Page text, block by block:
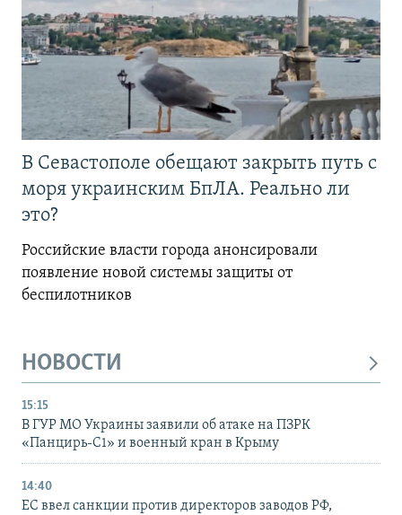
В Севастополе обещают закрыть путь с
моря украинским БпЛА. Реально ли
это?
Российские власти города анонсировали
появление новой системы защиты от
беспилотников
НОВОСТИ
15:15
В ГУР МО Украины заявили об атаке на ПЗРК
«Панцирь-С1» и военный кран в Крыму
14:40
ЕС ввел санкции против директоров заводов РФ,